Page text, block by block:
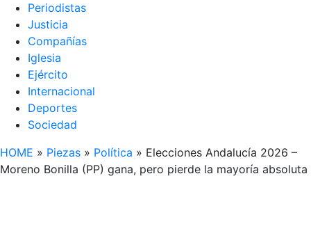
Periodistas
Justicia
Compañías
Iglesia
Ejército
Internacional
Deportes
Sociedad
HOME » Piezas » Política » Elecciones Andalucía 2026 –
Moreno Bonilla (PP) gana, pero pierde la mayoría absoluta